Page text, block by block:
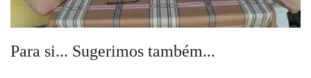
Para si... Sugerimos também...